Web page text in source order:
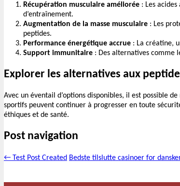
Récupération musculaire améliorée : Les
d’entraînement.
Augmentation de la masse musculaire : Les
peptides.
Performance énergétique accrue : La créatine,
Support immunitaire : Des alternatives comme
Explorer les alternatives aux
Avec un éventail d’options disponibles, il est possible
sportifs peuvent continuer à progresser en toute
éthiques et de santé.
Post navigation
← Test Post Created Bedste tilslutte casinoer for